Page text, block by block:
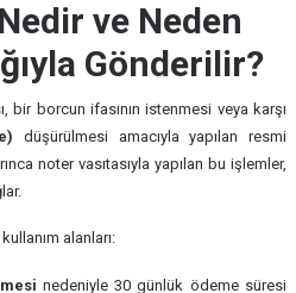
ve Neden
Gönderilir?
bir borcun ifasının istenmesi veya karşı
düşürülmesi amacıyla yapılan resmi
noter vasıtasıyla yapılan bu işlemler,
alanları:
nedeniyle 30 günlük ödeme süresi